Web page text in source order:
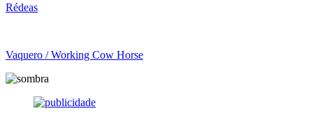
Rédeas
Vaquero / Working Cow Horse